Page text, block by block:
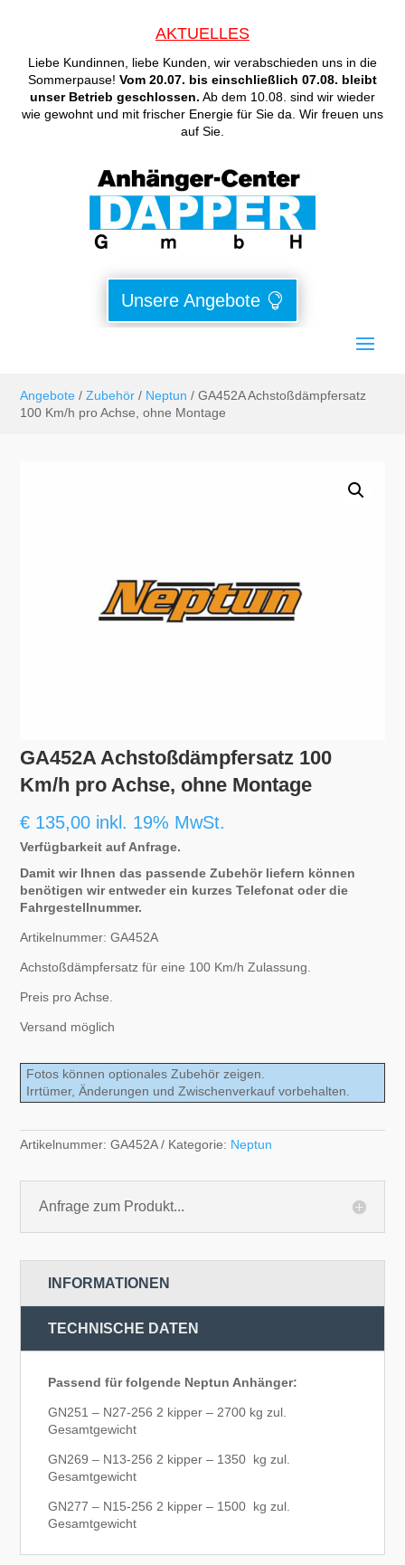
AKTUELLES
Liebe Kundinnen, liebe Kunden, wir verabschieden uns in die
Sommerpause! Vom 20.07. bis einschließlich 07.08. bleibt
unser Betrieb geschlossen. Ab dem 10.08. sind wir wieder
wie gewohnt und mit frischer Energie für Sie da. Wir freuen uns
auf Sie.
Unsere Angebote
Angebote /Zubehör / Neptun / GA452A Achstoßdämpfersatz
100 Km/h pro Achse, ohne Montage
GA452A Achstoßdämpfersatz 100
Km/h pro Achse, ohne Montage
€ 135,00 inkl. 19% MwSt.
Verfügbarkeit auf Anfrage.
Damit wir Ihnen das passende Zubehör liefern können
benötigen wir entweder ein kurzes Telefonat oder die
Fahrgestellnummer.
Artikelnummer: GA452A
Achstoßdämpfersatz für eine 100 Km/h Zulassung.
Preis pro Achse.
Versand möglich
Fotos können optionales Zubehör zeigen.
Irrtümer, Änderungen und Zwischenverkauf vorbehalten.
Artikelnummer:GA452A Kategorie: Neptun
Anfrage zum Produkt...
INFORMATIONEN
TECHNISCHE DATEN
Passend für folgende Neptun Anhänger:
GN251 – N27-256 2 kipper – 2700 kg zul.
Gesamtgewicht
GN269 – N13-256 2 kipper – 1350 kg zul.
Gesamtgewicht
GN277 – N15-256 2 kipper – 1500 kg zul.
Gesamtgewicht